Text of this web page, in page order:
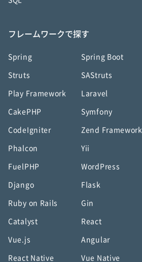
フレームワークで探す
Spring Spring Boot
Struts SAStruts
Play Framework Laravel
CakePHP Symfony
CodeIgniter Zend Framework
Phalcon Yii
FuelPHP WordPress
Django Flask
Ruby on Rails Gin
Catalyst React
Vue.js Angular
React Native Vue Native